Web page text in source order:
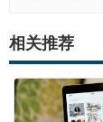
相关推荐